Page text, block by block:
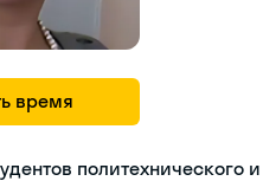
время
политехнического